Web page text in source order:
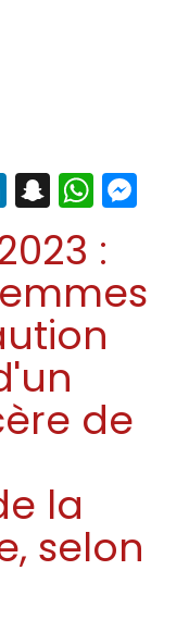
LinkedIn
Snapchat
:
de
la
selon